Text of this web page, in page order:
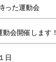
った運動会
動会開催します！
日